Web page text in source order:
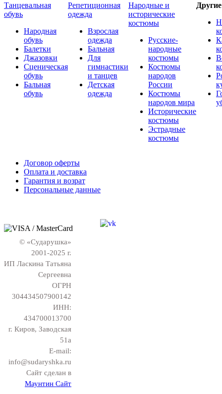
Танцевальная
обувь
Народная
обувь
Балетки
Джазовки
Сценическая
обувь
Бальная
обувь
Репетиционная
одежда
Взрослая
одежда
Бальная
Для
гимнастики
и танцев
Детская
одежда
Народные и
исторические
костюмы
Русские-
народные
костюмы
Костюмы
народов
России
Костюмы
народов мира
Исторические
костюмы
Эстрадные
костюмы
Договор оферты
Оплата и доставка
Гарантия и возрат
Персональные данные
© «Сударушка»
2001-2025 г.
ИП Ласкина Татьяна
Сергеевна
ОГРН
304434507900142
ИНН:
434700013700
г. Киров, Заводская
51а
E-mail:
info@sudaryshka.ru
Сайт сделан в
Маунтин Сайт